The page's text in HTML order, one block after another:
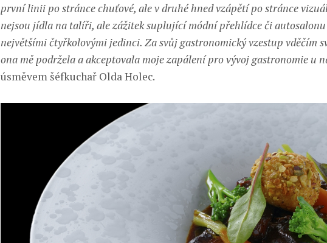
první linii po stránce chuťové, ale v druhé hned vzápětí po stránce
nejsou jídla na talíři, ale zážitek suplující módní přehlídce či
největšími čtyřkolovými jedinci. Za svůj gastronomický vzestup vděčím
ona mě podržela a akceptovala moje zapálení pro vývoj gastronomie u
úsměvem šéfkuchař Olda Holec.